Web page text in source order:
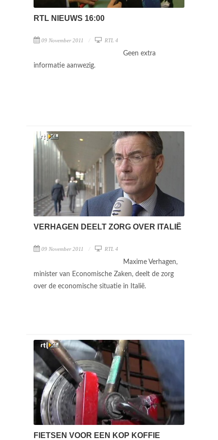
RTL NIEUWS 16:00
09 November 2011 RTL 4
Geen extra
informatie aanwezig.
VERHAGEN DEELT ZORG OVER ITALIË
09 November 2011 RTL 4
Maxime Verhagen,
minister van Economische Zaken, deelt de zorg
over de economische situatie in Italië.
FIETSEN VOOR EEN KOP KOFFIE